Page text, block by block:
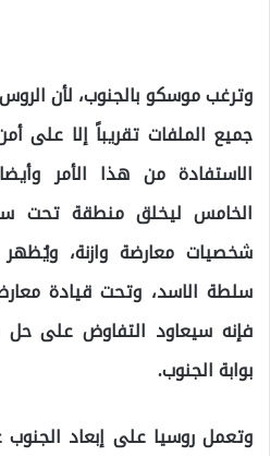
وترغب موسكو بالجنوب، لأن
جميع الملفات تقريباً إلا على
الاستفادة من هذا الأمر
الخامس ليخلق منطقة تحت
شخصيات معارضة وازنة،
سلطة الاسد، وتحت قيادة
فإنه سيعاود التفاوض على حل
بوابة الجنوب.
وتعمل روسيا على إبعاد